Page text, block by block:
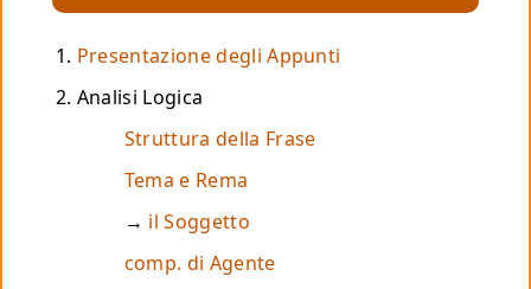
Presentazione degli Appunti
Analisi Logica
Struttura della Frase
Tema e Rema
il Soggetto
comp. di Agente